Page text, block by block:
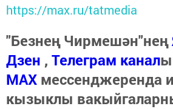
https://max.ru/tatmedia
"Безнең Чирмешән"нең
Дзен , Телеграм канал
МАХ мессенджеренда
кызыклы